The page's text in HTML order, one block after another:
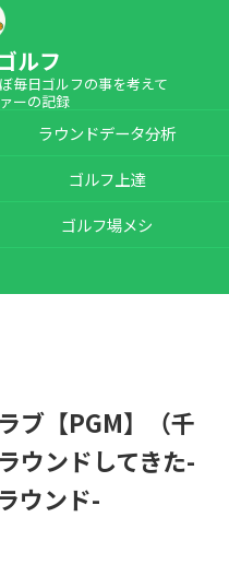
ルフ
毎日ゴルフの事を考えて
ーの記録
ラウンドデータ分析
ゴルフ上達
ゴルフ場メシ
ブ【PGM】（千
ウンドしてきた-
ウンド-